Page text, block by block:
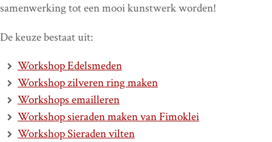
samenwerking tot een mooi kunstwerk worden!
De keuze bestaat uit:
Workshop Edelsmeden
Workshop zilveren ring maken
Workshops emailleren
Workshop sieraden maken van Fimoklei
Workshop Sieraden vilten